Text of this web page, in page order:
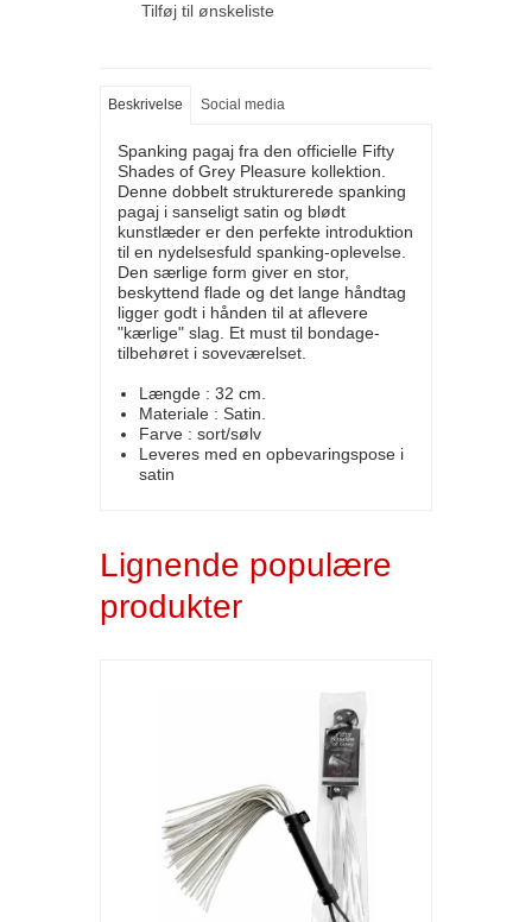
Tilføj til ønskeliste
Beskrivelse Social media
Spanking pagaj fra den officielle Fifty
Shades of Grey Pleasure kollektion.
Denne dobbelt strukturerede spanking
pagaj i sanseligt satin og blødt
kunstlæder er den perfekte introduktion
til en nydelsesfuld spanking-oplevelse.
Den særlige form giver en stor,
beskyttend flade og det lange håndtag
ligger godt i hånden til at aflevere
"kærlige" slag. Et must til bondage-
tilbehøret i soveværelset.
Længde : 32 cm.
Materiale : Satin.
Farve : sort/sølv
Leveres med en opbevaringspose i
satin
Lignende populære
produkter